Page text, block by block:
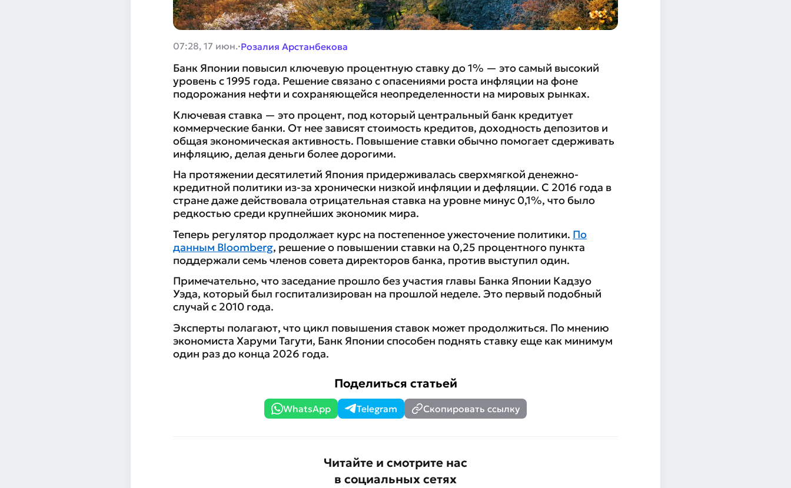
07:28, 17 июн.·Розалия Арстанбекова
Банк Японии повысил ключевую процентную ставку до 1% — это самый высокий
уровень с 1995 года. Решение связано с опасениями роста инфляции на фоне
подорожания нефти и сохраняющейся неопределенности на мировых рынках.
Ключевая ставка — это процент, под который центральный банк кредитует
коммерческие банки. От нее зависят стоимость кредитов, доходность депозитов и
общая экономическая активность. Повышение ставки обычно помогает сдерживать
инфляцию, делая деньги более дорогими.
На протяжении десятилетий Япония придерживалась сверхмягкой денежно-
кредитной политики из-за хронически низкой инфляции и дефляции. С 2016 года в
стране даже действовала отрицательная ставка на уровне минус 0,1%, что было
редкостью среди крупнейших экономик мира.
Теперь регулятор продолжает курс на постепенное ужесточение политики. По
данным Bloomberg, решение о повышении ставки на 0,25 процентного пункта
поддержали семь членов совета директоров банка, против выступил один.
Примечательно, что заседание прошло без участия главы Банка Японии Кадзуо
Уэда, который был госпитализирован на прошлой неделе. Это первый подобный
случай с 2010 года.
Эксперты полагают, что цикл повышения ставок может продолжиться. По мнению
экономиста Харуми Тагути, Банк Японии способен поднять ставку еще как минимум
один раз до конца 2026 года.
Поделиться статьей
WhatsApp Telegram Скопировать ссылку
Читайте и смотрите нас
в социальных сетях